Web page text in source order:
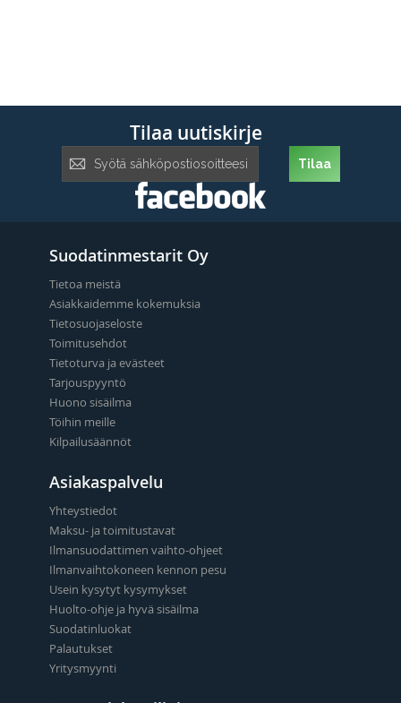
Tilaa uutiskirje
uutiskirje:
Tilaa
Suodatinmestarit Oy
Tietoa meistä
Asiakkaidemme kokemuksia
Tietosuojaseloste
Toimitusehdot
Tietoturva ja evästeet
Tarjouspyyntö
Huono sisäilma
Töihin meille
Kilpailusäännöt
Asiakaspalvelu
Yhteystiedot
Maksu- ja toimitustavat
Ilmansuodattimen vaihto-ohjeet
Ilmanvaihtokoneen kennon pesu
Usein kysytyt kysymykset
Huolto-ohje ja hyvä sisäilma
Suodatinluokat
Palautukset
Yritysmyynti